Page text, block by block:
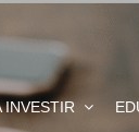
INVESTIR